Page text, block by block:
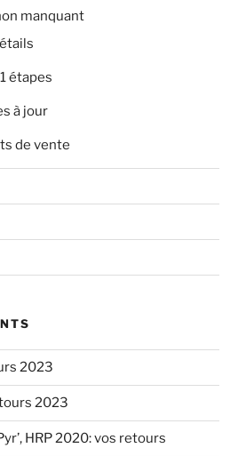
manquant
étapes
à jour
de vente
2023
2023
HRP 2020: vos retours